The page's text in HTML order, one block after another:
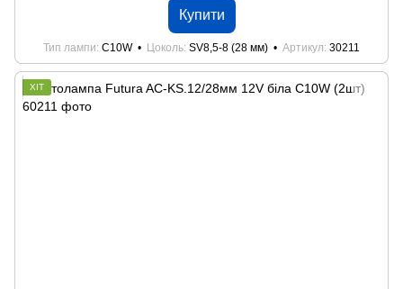
Купити
Тип лампи C10W Цоколь SV8,5-8 (28 мм) Артикул 30211
ХІТ